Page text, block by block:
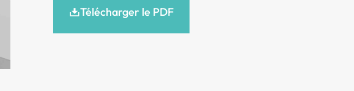
Télécharger le PDF